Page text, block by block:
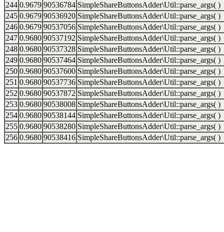
244 0.9679 90536784 SimpleShareButtonsAdder\Util::parse_args( )
245 0.9679 90536920 SimpleShareButtonsAdder\Util::parse_args( )
246 0.9679 90537056 SimpleShareButtonsAdder\Util::parse_args( )
247 0.9680 90537192 SimpleShareButtonsAdder\Util::parse_args( )
248 0.9680 90537328 SimpleShareButtonsAdder\Util::parse_args( )
249 0.9680 90537464 SimpleShareButtonsAdder\Util::parse_args( )
250 0.9680 90537600 SimpleShareButtonsAdder\Util::parse_args( )
251 0.9680 90537736 SimpleShareButtonsAdder\Util::parse_args( )
252 0.9680 90537872 SimpleShareButtonsAdder\Util::parse_args( )
253 0.9680 90538008 SimpleShareButtonsAdder\Util::parse_args( )
254 0.9680 90538144 SimpleShareButtonsAdder\Util::parse_args( )
255 0.9680 90538280 SimpleShareButtonsAdder\Util::parse_args( )
256 0.9680 90538416 SimpleShareButtonsAdder\Util::parse_args( )